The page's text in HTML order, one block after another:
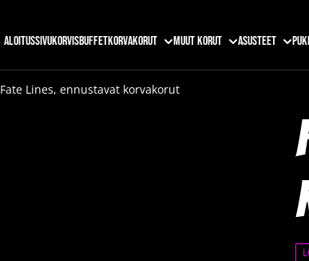
AloitussivuKorvisbuffetKorvakorut Muut korut Asusteet
Fate Lines, ennustavat korvakorut